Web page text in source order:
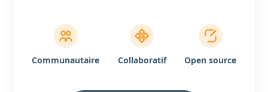
Communautaire Collaboratif Open source